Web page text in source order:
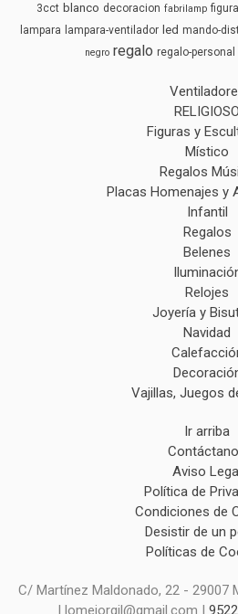
3cct blanco decoracion fabrilamp figura
lampara lampara-ventilador led mando-
negro regalo regalo-personal
RELIGIOSO
Figuras y
Místico
Regalos
Placas Homenajes y
Infantil
Regalos
Belenes
Relojes
Joyería y
Navidad
Vajillas, Juegos
Ir arriba
Aviso
Política de
Condiciones de
Desistir de un
Políticas de
C/ Martínez Maldonado, 22 - 29007
| lomejorgil@gmail.com |